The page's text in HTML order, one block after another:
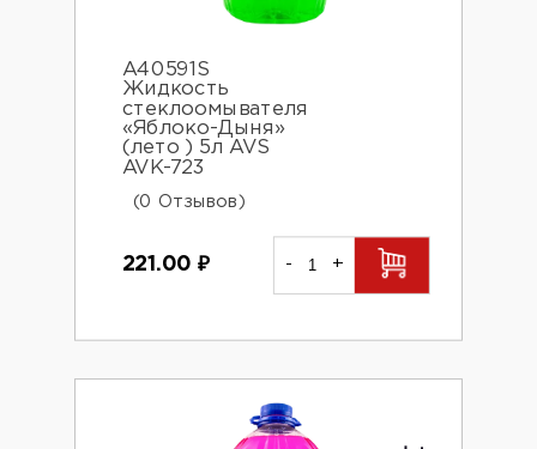
A40591S
Жидкость
стеклоомывателя
«Яблоко-Дыня»
(лето ) 5л AVS
AVK-723
(0 Отзывов)
221.00 ₽ - +